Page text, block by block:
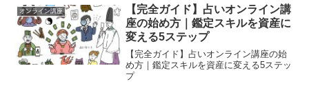
つかっています。プラットフォームに登
録したが手数料が高い集客...
オンライン講座
【完全ガイド】占いオンライン講
座の始め方｜鑑定スキルを資産に
変える5ステップ
【完全ガイド】占いオンライン講座の始
め方｜鑑定スキルを資産に変える5ステッ
プ